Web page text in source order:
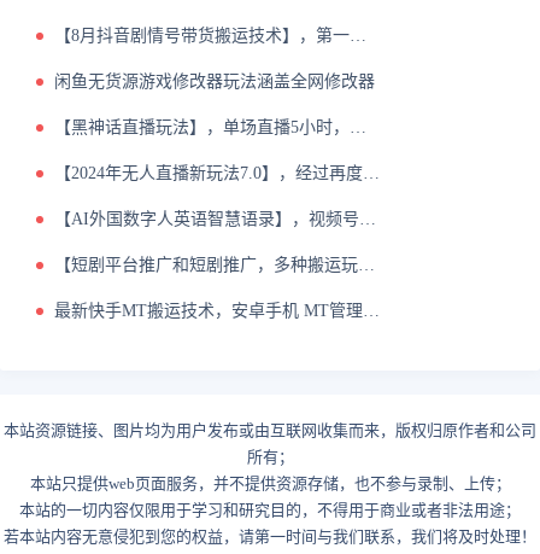
【8月抖音剧情号带货搬运技术】，第一条视频30万播放爆单佣金700【揭秘】
闲鱼无货源游戏修改器玩法涵盖全网修改器
【黑神话直播玩法】，单场直播5小时，纯收入9000【揭秘】
【2024年无人直播新玩法7.0】，经过再度升级，抖音.快手.视频号三家通用【揭秘】
【AI外国数字人英语智慧语录】，视频号创新玩法，起号迅速，流量爆炸，日入1k 【揭秘】
【短剧平台推广和短剧推广，多种搬运玩法以及全套原创剪辑教程（附完整渠道）】
最新快手MT搬运技术，安卓手机 MT管理器轻松过原创
本站资源链接、图片均为用户发布或由互联网收集而来，版权归原作者和公司
所有；
本站只提供web页面服务，并不提供资源存储，也不参与录制、上传；
本站的一切内容仅限用于学习和研究目的，不得用于商业或者非法用途；
若本站内容无意侵犯到您的权益，请第一时间与我们联系，我们将及时处理！